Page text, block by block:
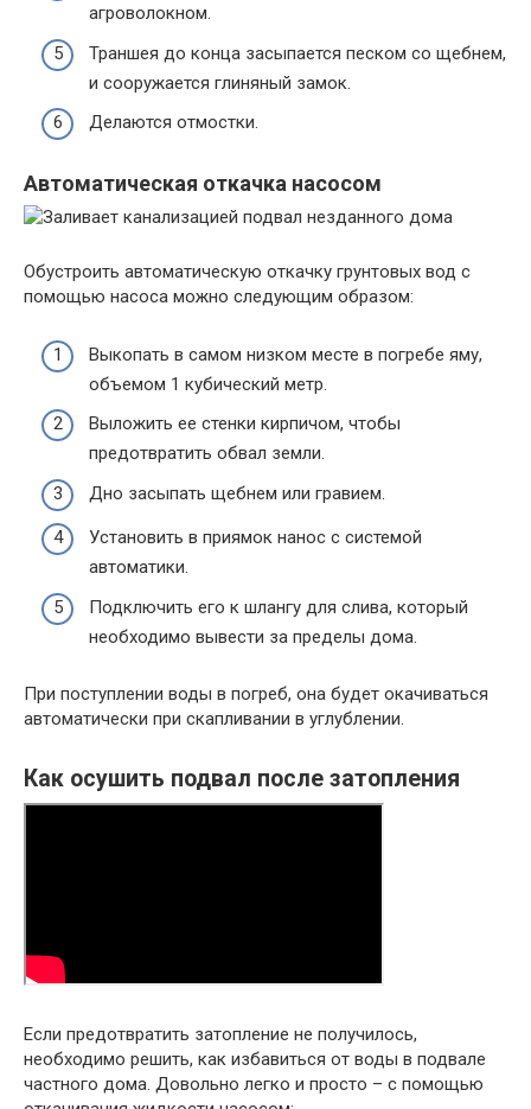
агроволокном.
Траншея до конца засыпается песком со щебнем,
и сооружается глиняный замок.
Делаются отмостки.
Автоматическая откачка насосом
Обустроить автоматическую откачку грунтовых вод с
помощью насоса можно следующим образом:
Выкопать в самом низком месте в погребе яму,
объемом 1 кубический метр.
Выложить ее стенки кирпичом, чтобы
предотвратить обвал земли.
Дно засыпать щебнем или гравием.
Установить в приямок нанос с системой
автоматики.
Подключить его к шлангу для слива, который
необходимо вывести за пределы дома.
При поступлении воды в погреб, она будет окачиваться
автоматически при скапливании в углублении.
Как осушить подвал после затопления
Если предотвратить затопление не получилось,
необходимо решить, как избавиться от воды в подвале
частного дома. Довольно легко и просто – с помощью